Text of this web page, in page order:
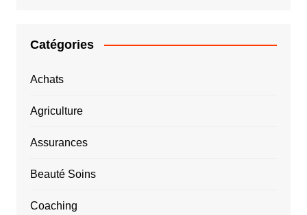
Catégories
Achats
Agriculture
Assurances
Beauté Soins
Coaching